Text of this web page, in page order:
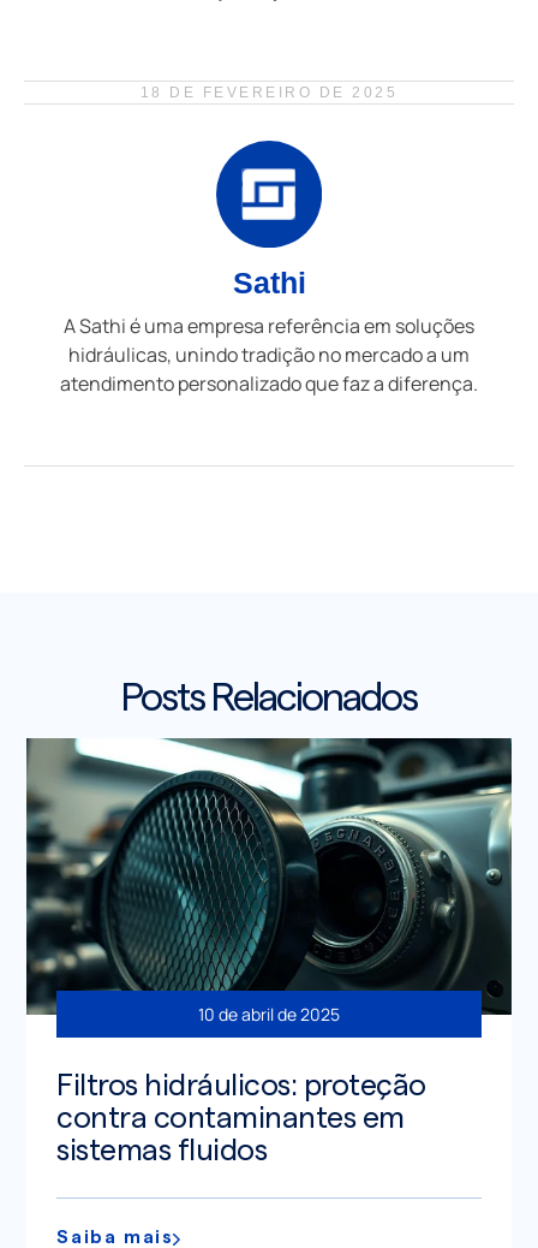
18 DE FEVEREIRO DE 2025
Sathi
A Sathi é uma empresa referência em soluções
hidráulicas, unindo tradição no mercado a um
atendimento personalizado que faz a diferença.
Posts Relacionados
10 de abril de 2025
Filtros hidráulicos: proteção
contra contaminantes em
sistemas fluidos
Saiba mais